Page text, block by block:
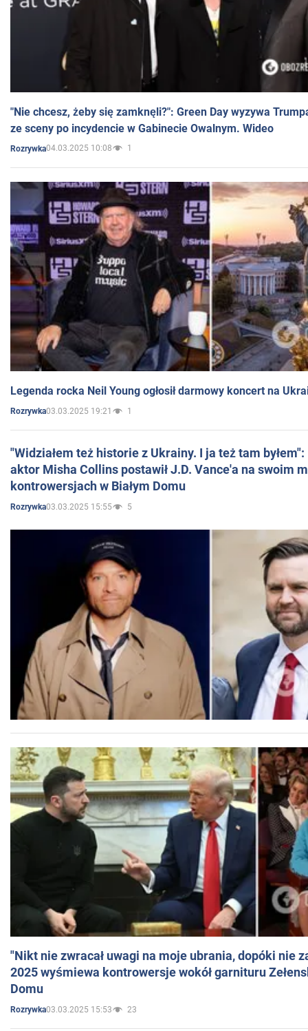
"Nie chcesz, żeby się zamknęli?": Green Day wyzywa
ze sceny po incydencie w Gabinecie Owalnym. Wideo
Rozrywka04.03.2025 10:08 1
Legenda rocka Neil Young ogłosił darmowy koncert na
Rozrywka03.03.2025 19:21 1
"Widziałem też historie z Ukrainy. I ja też tam
aktor Misha Collins postawił J.D. Vance'a na swoim
kontrowersjach w Białym Domu
Rozrywka03.03.2025 15:55 5
"Nikt nie zwracał uwagi na moje ubrania, dopóki nie
2025 wyśmiewa kontrowersje wokół garnituru
Domu
Rozrywka03.03.2025 15:53 23